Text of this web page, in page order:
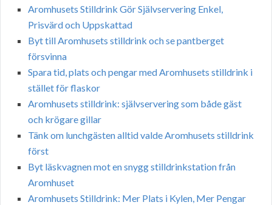
Aromhusets Stilldrink Gör Självservering Enkel,
Prisvärd och Uppskattad
Byt till Aromhusets stilldrink och se pantberget
försvinna
Spara tid, plats och pengar med Aromhusets stilldrink i
stället för flaskor
Aromhusets stilldrink: självservering som både gäst
och krögare gillar
Tänk om lunchgästen alltid valde Aromhusets stilldrink
först
Byt läskvagnen mot en snygg stilldrinkstation från
Aromhuset
Aromhusets Stilldrink: Mer Plats i Kylen, Mer Pengar